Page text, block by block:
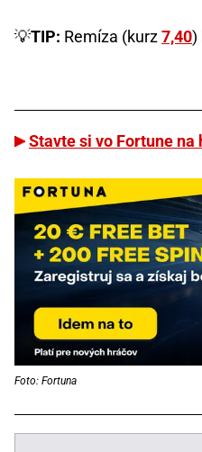
💡TIP: Remíza (kurz7,40)
Stavte si vo Fortune na
Foto: Fortuna